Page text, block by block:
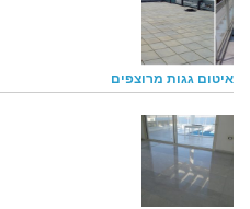
איטום גגות מרוצפים